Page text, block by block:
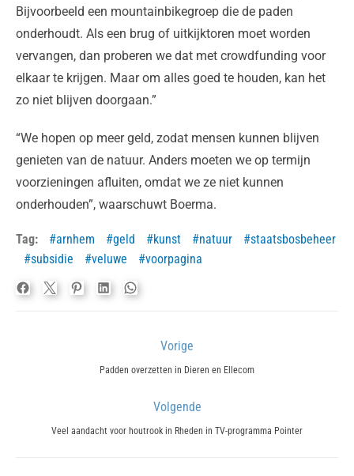
Bijvoorbeeld een mountainbikegroep die de paden
onderhoudt. Als een brug of uitkijktoren moet worden
vervangen, dan proberen we dat met crowdfunding voor
elkaar te krijgen. Maar om alles goed te houden, kan het
zo niet blijven doorgaan.”
“We hopen op meer geld, zodat mensen kunnen blijven
genieten van de natuur. Anders moeten we op termijn
voorzieningen afluiten, omdat we ze niet kunnen
onderhouden”, waarschuwt Boerma.
Tag: arnhem geld kunst natuur
staatsbosbeheer
subsidie
veluwe voorpagina
Vorige
Previous
Padden overzetten in Dieren en Ellecom
Volgende
Next
Veel aandacht voor houtrook in Rheden in TV-programma Pointer